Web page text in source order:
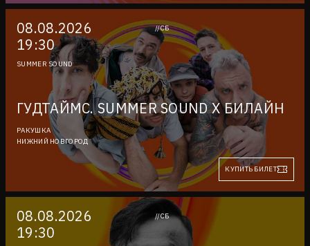
08.08.2026
19:30
//СБ
SUMMER SOUND
ГУДТАЙМС. SUMMER SOUND X БИЛАЙН
РАКУШКА
НИЖНИЙ НОВГОРОД
КУПИТЬ БИЛЕТ
08.08.2026
19:30
//СБ